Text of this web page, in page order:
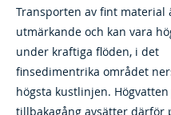
Transporten av fint material
utmärkande och kan vara
under kraftiga flöden, i det
finsedimentrika området
högsta kustlinjen. Högvatten
tillbakagång avsätter därför